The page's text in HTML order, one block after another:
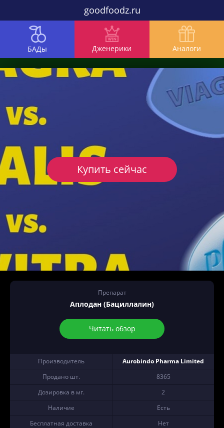
goodfoodz.ru
БАДы Дженерики Аналоги
Препарат
Аплодан (Бациллалин)
Читать обзор
Производитель
Aurobindo Pharma Limited
Продано шт.
8365
Дозировка в мг.
2
Наличие
Есть
Бесплатная доставка
Нет
Купить сейчас